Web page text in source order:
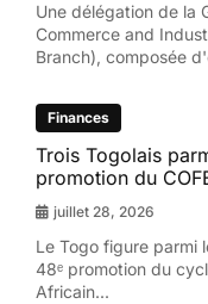
Une délégation de la
Commerce and
Branch), composée
Finances
Trois Togolais
promotion du
juillet 28, 2026
Le Togo figure parmi
48ᵉ promotion du
Africain...